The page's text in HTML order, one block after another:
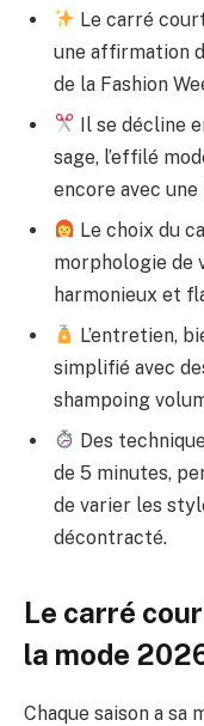
Le carré
une affirmation
de la Fashion
Il se décline
sage, l’effilé
encore avec
Le choix du
morphologie de
harmonieux et
L’entretien,
simplifié avec
shampoing
Des
de 5 minutes,
de varier les
décontracté.
Le carré
la mode
Chaque saison a sa